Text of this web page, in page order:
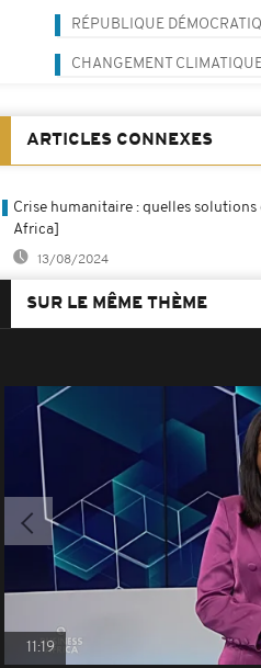
RÉPUBLIQUE
CHANGEMENT
ARTICLES CONNEXES
Crise humanitaire : quelles
Africa]
13/08/2024
SUR LE MÊME THÈME
11:19